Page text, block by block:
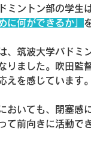
ミントン部の学生
に何ができるか」
、筑波大学バドミ
りました。吹田監
えを感じています。
おいても、閉塞感
て前向きに活動で